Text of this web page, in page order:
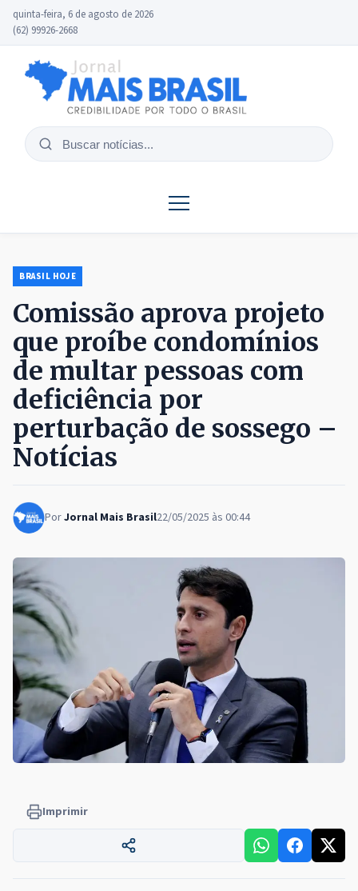
quinta-feira, 6 de agosto de 2026
(62) 99926-2668
Buscar
BRASIL HOJE
Comissão aprova projeto
que proíbe condomínios
de multar pessoas com
deficiência por
perturbação de sossego –
Notícias
PorJornal Mais Brasil22/05/2025 às 00:44
Imprimir